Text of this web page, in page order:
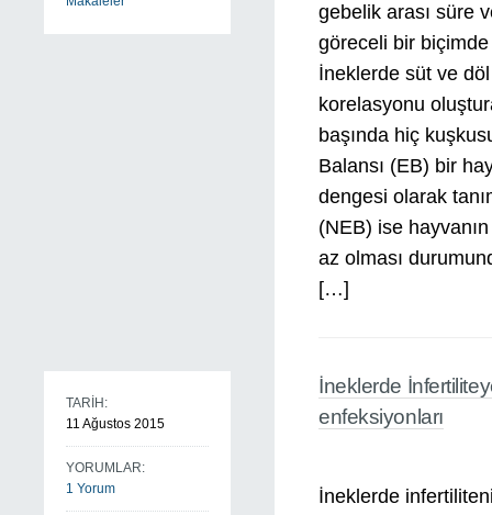
gebelik arası süre
göreceli bir
İneklerde süt ve
korelasyonu
başında hiç
Balansı (EB) bir
dengesi olarak
(NEB) ise
az olması
[…]
TARİH:
11 Ağustos 2015
YORUMLAR:
1 Yorum
İneklerde
enfeksiyonları
İneklerde